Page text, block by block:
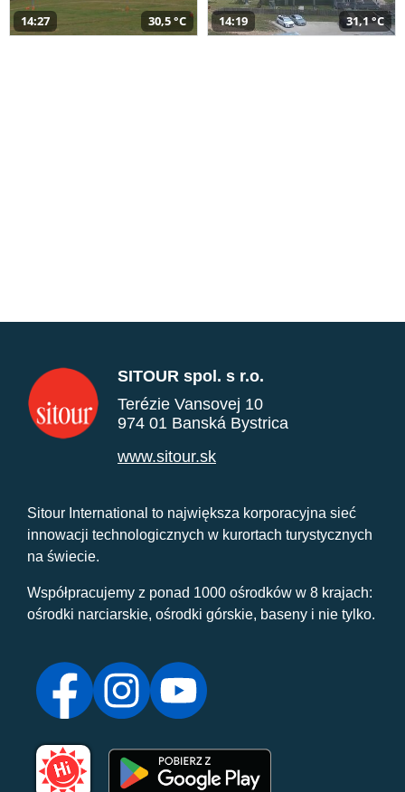
14:27 30,5 °C 14:19 31,1 °C
SITOUR spol. s r.o.
Terézie Vansovej 10
974 01 Banská Bystrica
www.sitour.sk
Sitour International to największa korporacyjna sieć
innowacji technologicznych w kurortach turystycznych
na świecie.
Współpracujemy z ponad 1000 ośrodków w 8 krajach:
ośrodki narciarskie, ośrodki górskie, baseny i nie tylko.